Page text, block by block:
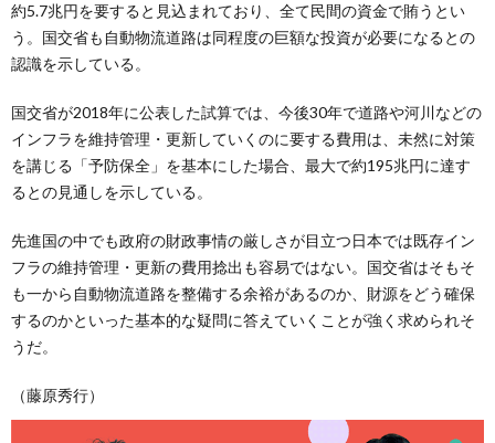
約5.7兆円を要すると見込まれており、全て民間の資金で賄うとい
う。国交省も自動物流道路は同程度の巨額な投資が必要になるとの
認識を示している。
国交省が2018年に公表した試算では、今後30年で道路や河川などの
インフラを維持管理・更新していくのに要する費用は、未然に対策
を講じる「予防保全」を基本にした場合、最大で約195兆円に達す
るとの見通しを示している。
先進国の中でも政府の財政事情の厳しさが目立つ日本では既存イン
フラの維持管理・更新の費用捻出も容易ではない。国交省はそもそ
も一から自動物流道路を整備する余裕があるのか、財源をどう確保
するのかといった基本的な疑問に答えていくことが強く求められそ
うだ。
（藤原秀行）